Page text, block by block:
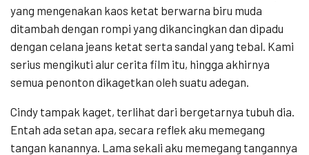
yang mengenakan kaos ketat berwarna biru muda
ditambah dengan rompi yang dikancingkan dan dipadu
dengan celana jeans ketat serta sandal yang tebal. Kami
serius mengikuti alur cerita film itu, hingga akhirnya
semua penonton dikagetkan oleh suatu adegan.
Cindy tampak kaget, terlihat dari bergetarnya tubuh dia.
Entah ada setan apa, secara reflek aku memegang
tangan kanannya. Lama sekali aku memegang tangannya